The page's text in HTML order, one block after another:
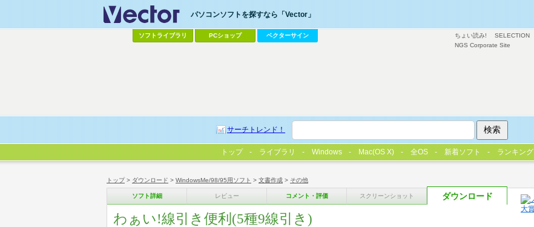
トップ> ダウンロード > WindowsMe/98/95用ソフト > 文書作成 > その他
ソフト詳細 レビュー コメント・評価 スクリーンショット ダウンロード
わぁい!線引き便利(5種9線引き)
ちょい読み! SELECTION
NGS Corporate Site
パソコンソフトを探すなら「Vector」
ソフトライブラリ PCショップ ベクターサイン
サーチトレンド！
トップ ライブラリ Windows Mac(OS X) 全OS 新着ソフト ランキング